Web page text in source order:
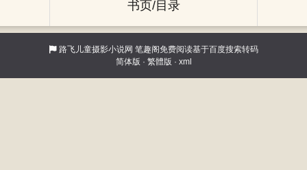
书页/目录
路飞儿童摄影小说网 笔趣阁免费阅读基于百度搜索转码
简体版 · 繁體版 · xml